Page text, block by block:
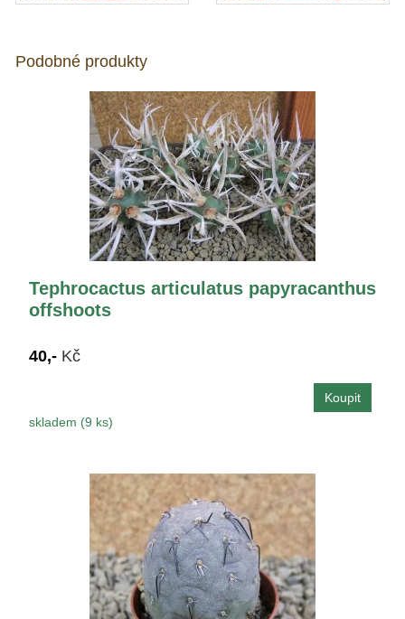
Podobné produkty
Tephrocactus articulatus papyracanthus
offshoots
40,- Kč
skladem (9 ks)